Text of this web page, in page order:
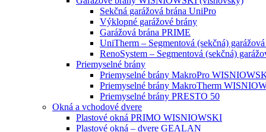
Sekčná garážová brána UniPro
Výklopné garážové brány
Garážová brána PRIME
UniTherm – Segmentová (sekčná) garážová
RenoSystem – Segmentová (sekčná)
Priemyselné brány
Priemyselné brány MakroPro
Priemyselné brány MakroTherm
Priemyselné brány PRESTO 50
Okná a vchodové dvere
Plastové okná PRIMO WISNIOWSKI
Plastové okná – dvere GEALAN